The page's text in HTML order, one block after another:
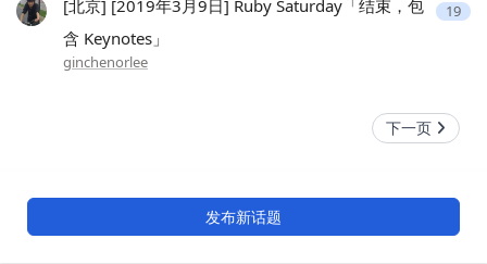
[北京] [2019年3月9日] Ruby Saturday「结束，包
含 Keynotes」
ginchenorlee
19
下一页
发布新话题